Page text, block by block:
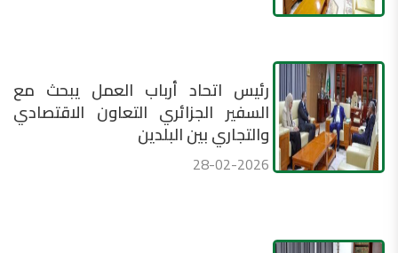
رئيس اتحاد أرباب العمل يبحث مع
السفير الجزائري التعاون الاقتصادي
والتجاري بين البلدين
28-02-2026